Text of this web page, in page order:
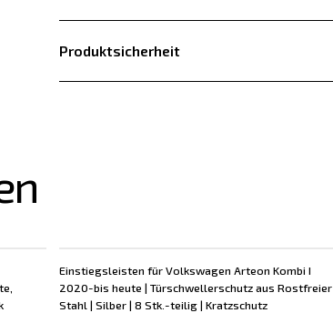
Produktsicherheit
Einstiegsleisten für Volkswagen Arteon Kombi I
2020-bis heute | Türschwellerschutz aus Rostfreier
Stahl | Silber | 8 Stk.-teilig | Kratzschutz